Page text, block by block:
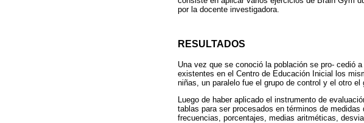
por la docente investigadora.
RESULTADOS
Una vez que se conoció la población se pro- cedió
existentes en el Centro de Educación Inicial los
niñas, un paralelo fue el grupo de control y el otro el
Luego de haber aplicado el instrumento de
tablas para ser procesados en términos de
frecuencias, porcentajes, medias aritméticas,